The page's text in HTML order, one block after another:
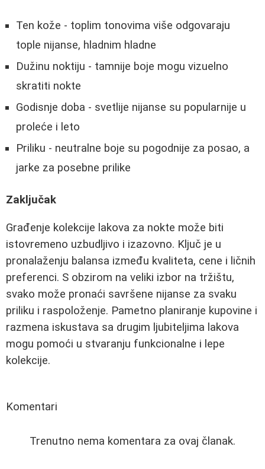
Ten kože - toplim tonovima više odgovaraju
tople nijanse, hladnim hladne
Dužinu noktiju - tamnije boje mogu vizuelno
skratiti nokte
Godisnje doba - svetlije nijanse su popularnije u
proleće i leto
Priliku - neutralne boje su pogodnije za posao, a
jarke za posebne prilike
Zaključak
Građenje kolekcije lakova za nokte može biti
istovremeno uzbudljivo i izazovno. Ključ je u
pronalaženju balansa između kvaliteta, cene i ličnih
preferenci. S obzirom na veliki izbor na tržištu,
svako može pronaći savršene nijanse za svaku
priliku i raspoloženje. Pametno planiranje kupovine i
razmena iskustava sa drugim ljubiteljima lakova
mogu pomoći u stvaranju funkcionalne i lepe
kolekcije.
Komentari
Trenutno nema komentara za ovaj članak.